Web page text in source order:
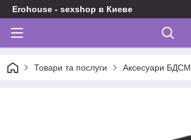
Erohouse - sexshop в Киеве
Товари та послуги Аксесуари БДСМ